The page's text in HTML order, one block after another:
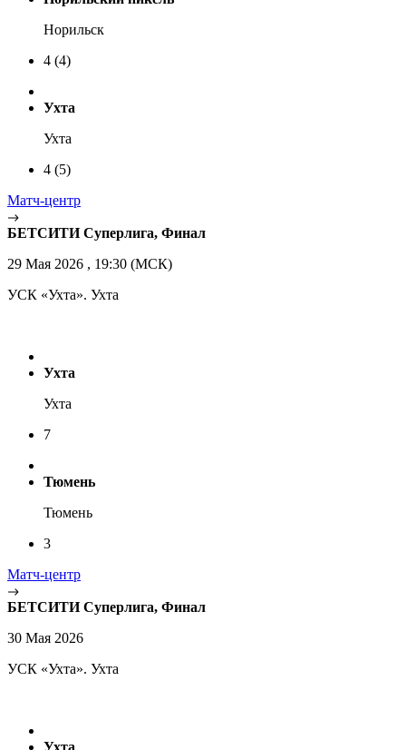
Норильск
4 (4)
Ухта
Ухта
4 (5)
Матч-центр
БЕТСИТИ Суперлига, Финал
29 Мая 2026 , 19:30 (МСК)
УСК «Ухта». Ухта
Ухта
Ухта
7
Тюмень
Тюмень
3
Матч-центр
БЕТСИТИ Суперлига, Финал
30 Мая 2026
УСК «Ухта». Ухта